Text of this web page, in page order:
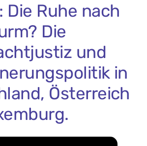
Die Ruhe nach
Die
und
in
Österreich